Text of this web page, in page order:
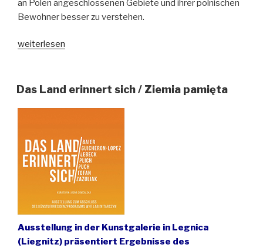
an Polen angeschlossenen Gebiete und ihrer polnischen
Bewohner besser zu verstehen.
„Lesung
Kuszyk:
der
Anderen“
weiterlesen
Das Land erinnert sich / Ziemia pamięta
Ausstellung in der Kunstgalerie in Legnica
(Liegnitz) präsentiert Ergebnisse des